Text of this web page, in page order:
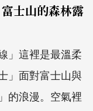
士山的森林露
」這裡是最溫柔
」面對富士山與
的浪漫。空氣裡